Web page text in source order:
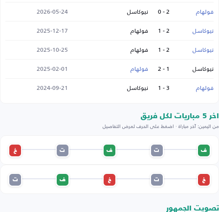
فولهام 2 - 0 نيوكاسل
2026-05-24
نيوكاسل
2 - 1 فولهام
2025-12-17
نيوكاسل
2 - 1 فولهام
2025-10-25
نيوكاسل
1 - 2 فولهام
2025-02-01
فولهام
3 - 1 نيوكاسل 2024-09-21
اخر 5 مباريات لكل فريق
من اليمين: آخر مباراة · اضغط على الحرف لعرض التفاصيل
ف ت ف ت خ
خ ت خ ف ت
تصويت الجمهور